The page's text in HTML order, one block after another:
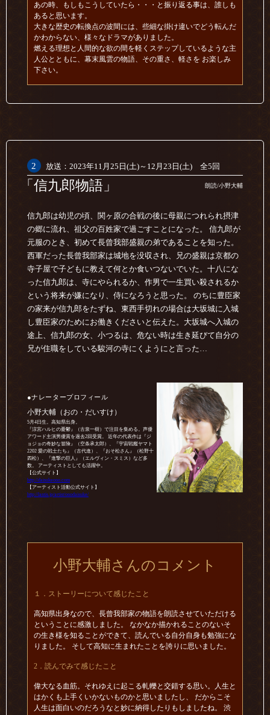
あの時、もしもこうしていたら・・・と振り返る事は、誰しも
あると思います。
大きな歴史の転換点の波間には、些細な掛け違いでどう転んだ
かわからない、様々なドラマがありました。
燃える理想と人間的な欲の間を軽くステップしているような主
人公とともに、幕末風雲の物語、その重さ、軽さを お楽しみ
下さい。
2 放送：2023年11月25日(土)～12月23日(土) 全5回
「信九郎物語」 朗読/小野大輔
信九郎は幼児の頃、関ヶ原の合戦の後に母親につれられ摂津
の郷に流れ、祖父の百姓家で過ごすことになった。 信九郎が
元服のとき、初めて長曾我部盛親の弟であることを知った。
西軍だった長曾我部家は城地を没収され、兄の盛親は京都の
寺子屋で子どもに教えて何とか食いつないでいた。十八にな
った信九郎は、寺にやられるか、作男で一生買い殺されるか
という将来が嫌になり、侍になろうと思った。 のちに豊臣家
の家来が信九郎をたずね、東西手切れの場合は大坂城に入城
し豊臣家のためにお働きくださいと伝えた。大坂城へ入城の
途上、信九郎の女、小つるは、危ない時は生き延びて自分の
兄が住職をしている駿河の寺にくようにと言った…
●ナレータープロフィール
小野大輔（おの・だいすけ）
5月4日生。高知県出身。
『涼宮ハルヒの憂鬱』（古泉一樹）で注目を集める。声優
アワード主演男優賞を過去2回受賞。 近年の代表作は『ジ
ョジョの奇妙な冒険』（空条承太郎）、『宇宙戦艦ヤマト
2202 愛の戦士たち』（古代進）、『おそ松さん』（松野十
四松）、『進撃の巨人』（エルヴィン・スミス）など多
数。 アーティストとしても活躍中。
【公式サイト】
http://daisukeono.com
【アーティスト活動公式サイト】
http://lantis.jp/artist/onodaisuke/
小野大輔さんのコメント
１．ストーリーについて感じたこと
高知県出身なので、長曾我部家の物語を朗読させていただける
ということに感激しました。 なかなか描かれることのないそ
の生き様を知ることができて、読んでいる自分自身も勉強にな
りました。 そして高知に生まれたことを誇りに思いました。
2．読んでみて感じたこと
偉大なる血筋。それゆえに起こる軋轢と交錯する思い。人生と
はかくも上手くいかないものかと思いましたし、 だからこそ
人生は面白いのだろうなと妙に納得したりもしましたね。 渋